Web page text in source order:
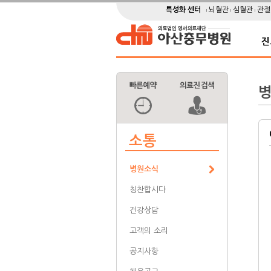
특성화 센터 뇌혈관 심혈관 관
소통
병원소식
칭찬합시다
건강상담
고객의 소리
공지사항